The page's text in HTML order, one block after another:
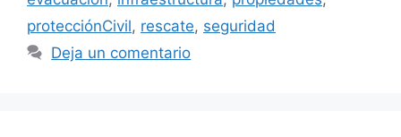
protecciónCivil, rescate, seguridad
Deja un comentario